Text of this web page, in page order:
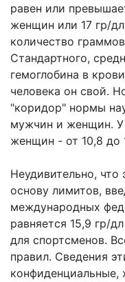
равен или
женщин или 17 гр/
количество
Стандартного,
гемоглобина в
человека он свой.
"коридор" нормы
мужчин и женщин. У
женщин - от 10,8 до
Неудивительно,
основу лимитов,
международных
равняется 15,9 гр/
для спортсменов.
правил. Сведения
конфиденциальные,